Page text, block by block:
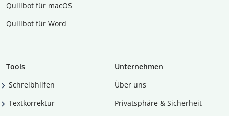
Quillbot für macOS
Quillbot für Word
Tools
Schreibhilfen
Textkorrektur
Unternehmen
Über uns
Privatsphäre & Sicherheit